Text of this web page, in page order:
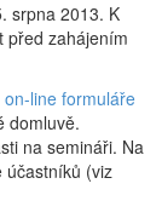
srpna 2013. K
před zahájením
on-line formuláře
domluvě.
na semináři. Na
účastníků (viz